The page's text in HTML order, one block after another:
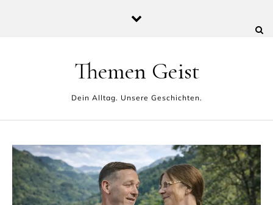
Themen Geist
Dein Alltag. Unsere Geschichten.